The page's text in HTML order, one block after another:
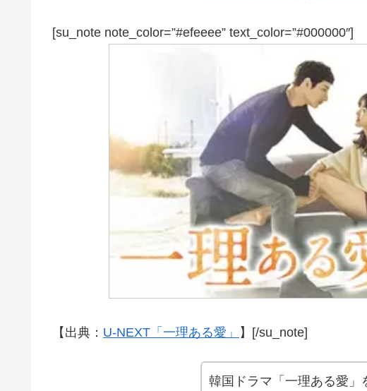
[su_note note_color=”#efeeee” text_color=”#000000″]
【出典： U-NEXT「一理ある愛」 】[/su_note]
韓国ドラマ「一理ある愛」